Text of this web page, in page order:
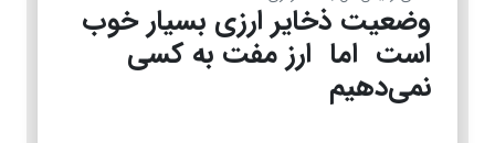
وضعیت ذخایر ارزی بسیار خوب
است اما ارز مفت به کسی
نمی‌دهیم